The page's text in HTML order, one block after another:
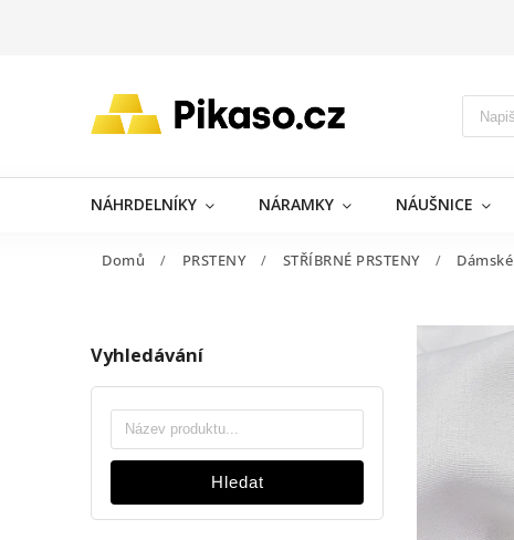
NÁHRDELNÍKY NÁRAMKY NÁUŠNICE
Domů / PRSTENY / STŘÍBRNÉ PRSTENY / Dámské
Vyhledávání
Hledat